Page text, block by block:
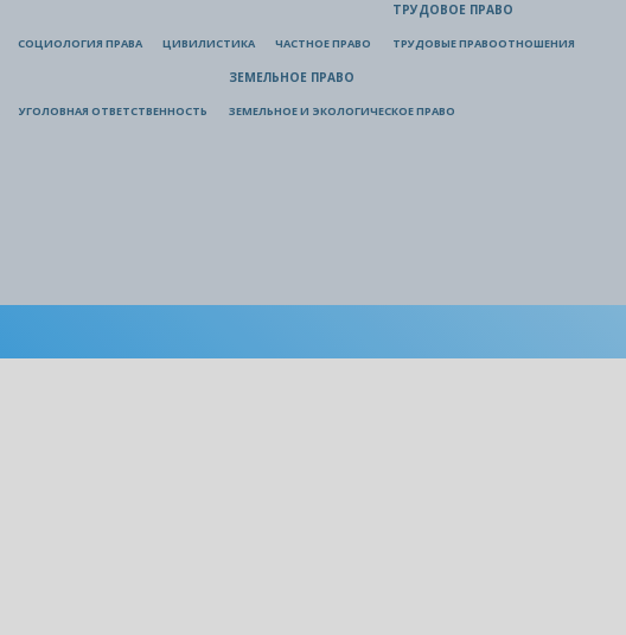
СОЦИОЛОГИЯ ПРАВА ЦИВИЛИСТИКА ЧАСТНОЕ ПРАВО
ТРУДОВОЕ ПРАВО
ТРУДОВЫЕ ПРАВООТНОШЕНИЯ
УГОЛОВНАЯ ОТВЕТСТВЕННОСТЬ
ЗЕМЕЛЬНОЕ ПРАВО
ЗЕМЕЛЬНОЕ И ЭКОЛОГИЧЕСКОЕ ПРАВО